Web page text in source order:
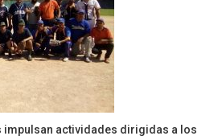
impulsan actividades dirigidas a los